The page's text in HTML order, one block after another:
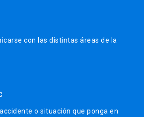
con las distintas áreas de la
o situación que ponga en